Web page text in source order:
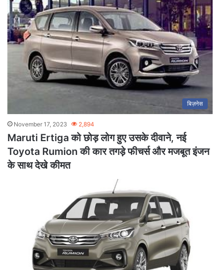
बिज़नेस
November 17, 2023 2,894
Maruti Ertiga को छोड़ लोग हुए उसके दीवाने, नई
Toyota Rumion की कार तगड़े फीचर्स और मजबूत इंजन
के साथ देखे कीमत